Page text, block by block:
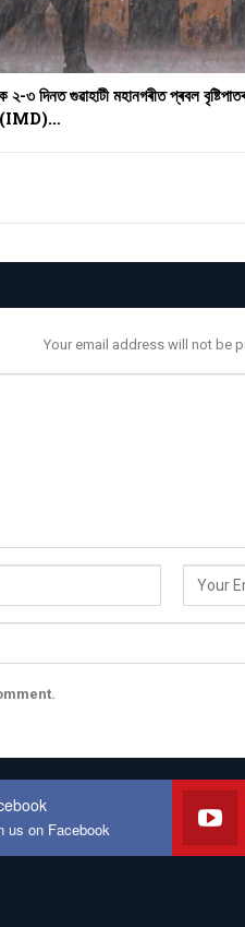
৩ দিনত গুৱাহাটী মহানগৰীত প্ৰবল
(IMD)…
Your email address will not be
us on Facebook